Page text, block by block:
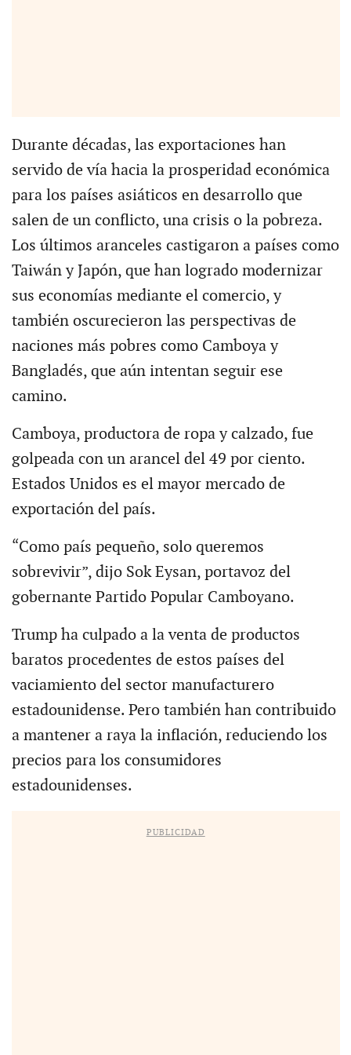
Durante décadas, las exportaciones han
servido de vía hacia la prosperidad económica
para los países asiáticos en desarrollo que
salen de un conflicto, una crisis o la pobreza.
Los últimos aranceles castigaron a países como
Taiwán y Japón, que han logrado modernizar
sus economías mediante el comercio, y
también oscurecieron las perspectivas de
naciones más pobres como Camboya y
Bangladés, que aún intentan seguir ese
camino.
Camboya, productora de ropa y calzado, fue
golpeada con un arancel del 49 por ciento.
Estados Unidos es el mayor mercado de
exportación del país.
“Como país pequeño, solo queremos
sobrevivir”, dijo Sok Eysan, portavoz del
gobernante Partido Popular Camboyano.
Trump ha culpado a la venta de productos
baratos procedentes de estos países del
vaciamiento del sector manufacturero
estadounidense. Pero también han contribuido
a mantener a raya la inflación, reduciendo los
precios para los consumidores
estadounidenses.
PUBLICIDAD